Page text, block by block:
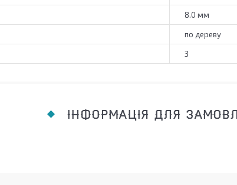
8.0 мм
по дереву
3
ІНФОРМАЦІЯ ДЛЯ